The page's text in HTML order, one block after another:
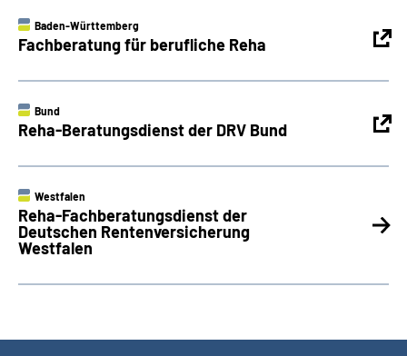
Baden-Württemberg
Fachberatung für berufliche Reha
Bund
Reha-Beratungsdienst der DRV Bund
Westfalen
Reha-Fachberatungsdienst der
Deutschen Rentenversicherung
Westfalen